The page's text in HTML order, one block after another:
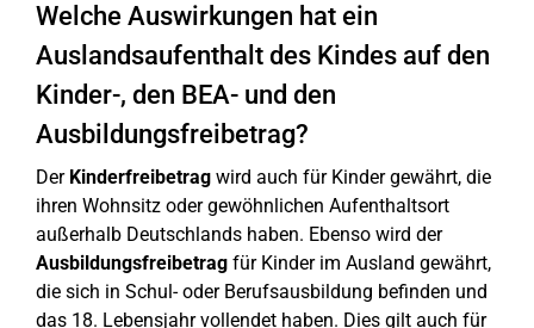
Welche Auswirkungen hat ein
Auslandsaufenthalt des Kindes auf den
Kinder-, den BEA- und den
Ausbildungsfreibetrag?
Der Kinderfreibetrag wird auch für Kinder gewährt, die
ihren Wohnsitz oder gewöhnlichen Aufenthaltsort
außerhalb Deutschlands haben. Ebenso wird der
Ausbildungsfreibetrag für Kinder im Ausland gewährt,
die sich in Schul- oder Berufsausbildung befinden und
das 18. Lebensjahr vollendet haben. Dies gilt auch für